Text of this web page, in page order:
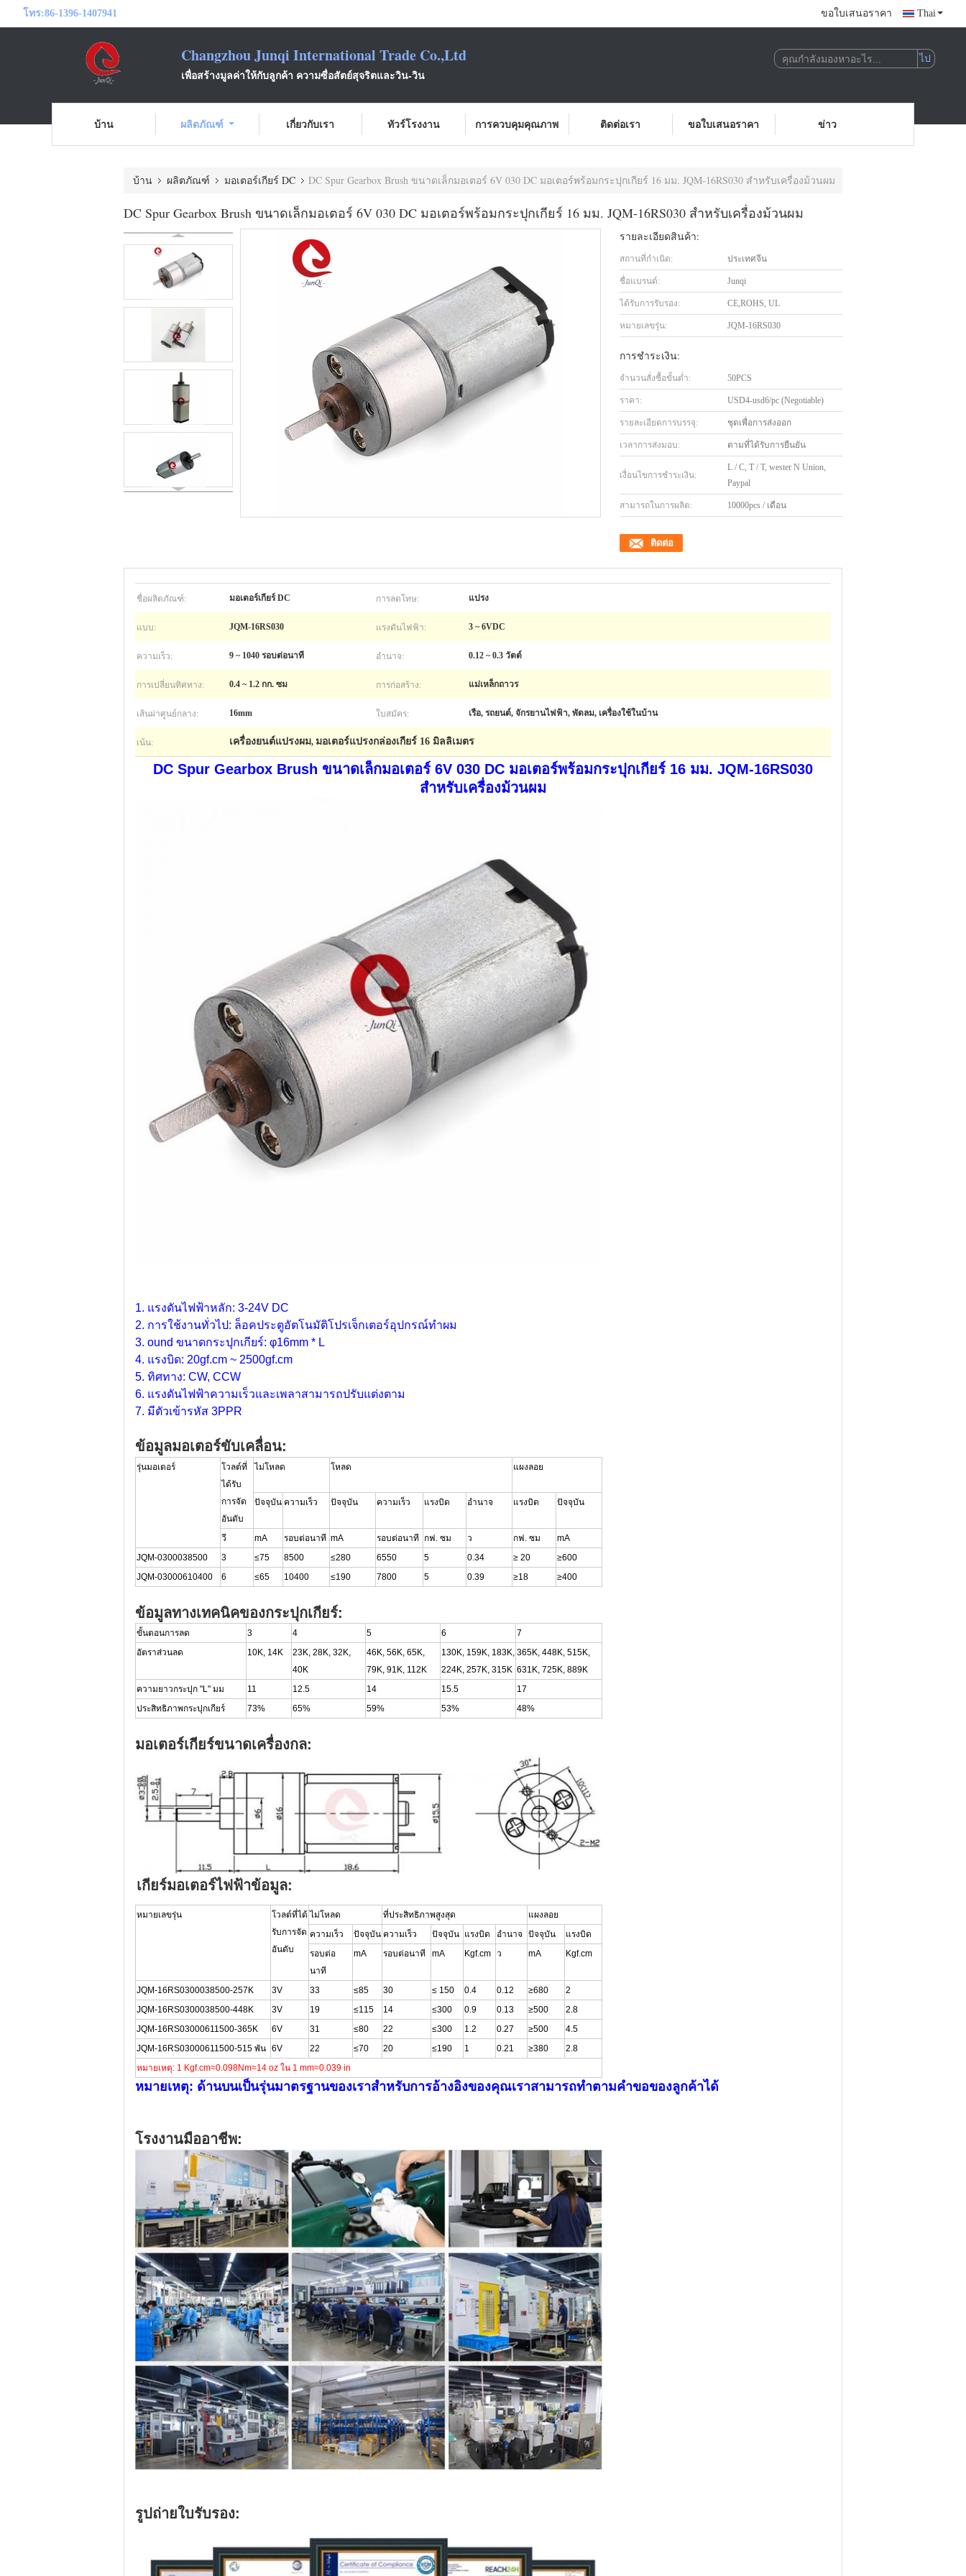
โทร:86-1396-1407941 ขอใบเสนอราคา Thai
Changzhou Junqi International Trade Co.,Ltd
เพื่อสร้างมูลค่าให้กับลูกค้า ความซื่อสัตย์สุจริตและวิน-วิน
บ้าน ผลิตภัณฑ์ เกี่ยวกับเรา ทัวร์โรงงาน การควบคุมคุณภาพ ติดต่อเรา ขอใบเสนอราคา ข่าว
บ้าน ผลิตภัณฑ์ มอเตอร์เกียร์ DC DC Spur Gearbox Brush ขนาดเล็กมอเตอร์ 6V 030 DC มอเตอร์พร้อมกระปุกเกียร์ 16 มม. JQM-16RS030 สำหรับเครื่องม้วนผม
DC Spur Gearbox Brush ขนาดเล็กมอเตอร์ 6V 030 DC มอเตอร์พร้อมกระปุกเกียร์ 16 มม. JQM-16RS030 สำหรับเครื่องม้วนผม
รายละเอียดสินค้า:
สถานที่กำเนิด: ประเทศจีน
ชื่อแบรนด์: Junqi
ได้รับการรับรอง: CE,ROHS, UL
หมายเลขรุ่น: JQM-16RS030
การชำระเงิน:
จำนวนสั่งซื้อขั้นต่ำ: 50PCS
ราคา: USD4-usd6/pc (Negotiable)
รายละเอียดการบรรจุ: ชุดเพื่อการส่งออก
เวลาการส่งมอบ: ตามที่ได้รับการยืนยัน
เงื่อนไขการชำระเงิน:
L / C, T / T, wester N Union,
Paypal
สามารถในการผลิต: 10000pcs / เดือน
ติดต่อ
ชื่อผลิตภัณฑ์: มอเตอร์เกียร์ DC การลดโทษ: แปรง
แบบ: JQM-16RS030 แรงดันไฟฟ้า: 3 ~ 6VDC
ความเร็ว: 9 ~ 1040 รอบต่อนาที อำนาจ: 0.12 ~ 0.3 วัตต์
การเปลี่ยนทิศทาง: 0.4 ~ 1.2 กก. ซม การก่อสร้าง: แม่เหล็กถาวร
เส้นผ่าศูนย์กลาง: 16mm ใบสมัคร: เรือ, รถยนต์, จักรยานไฟฟ้า, พัดลม, เครื่องใช้ในบ้าน
เน้น: เครื่องยนต์แปรงผม, มอเตอร์แปรงกล่องเกียร์ 16 มิลลิเมตร
DC Spur Gearbox Brush ขนาดเล็กมอเตอร์ 6V 030 DC มอเตอร์พร้อมกระปุกเกียร์ 16 มม. JQM-16RS030
สำหรับเครื่องม้วนผม
1. แรงดันไฟฟ้าหลัก: 3-24V DC
2. การใช้งานทั่วไป: ล็อคประตูอัตโนมัติโปรเจ็กเตอร์อุปกรณ์ทำผม
3. ound ขนาดกระปุกเกียร์: φ16mm * L
4. แรงบิด: 20gf.cm ~ 2500gf.cm
5. ทิศทาง: CW, CCW
6. แรงดันไฟฟ้าความเร็วและเพลาสามารถปรับแต่งตาม
7. มีตัวเข้ารหัส 3PPR
ข้อมูลมอเตอร์ขับเคลื่อน:
รุ่นมอเตอร์
โวลต์ที่
ได้รับ
การจัด
อันดับ
ไม่โหลด โหลด แผงลอย
ปัจจุบัน ความเร็ว ปัจจุบัน ความเร็ว แรงบิด อำนาจ แรงบิด ปัจจุบัน
วี mA รอบต่อนาที mA รอบต่อนาที กฟ. ซม ว กฟ. ซม
mA
JQM-0300038500
3 ≤75 8500 ≤280 6550 5 0.34 ≥ 20
≥600
JQM-03000610400
6 ≤65 10400 ≤190 7800 5 0.39 ≥18 ≥400
ข้อมูลทางเทคนิคของกระปุกเกียร์:
ขั้นตอนการลด 3 4 5 6
7
อัตราส่วนลด
10K, 14K
23K, 28K, 32K,
40K
46K, 56K, 65K,
79K, 91K, 112K
130K, 159K, 183K,
224K, 257K, 315K
365K, 448K, 515K,
631K, 725K, 889K
ความยาวกระปุก "L" มม
11 12.5 14 15.5
17
ประสิทธิภาพกระปุกเกียร์
73% 65% 59% 53% 48%
มอเตอร์เกียร์ขนาดเครื่องกล:
เกียร์มอเตอร์ไฟฟ้าข้อมูล:
หมายเลขรุ่น
โวลต์ที่ได้
รับการจัด
อันดับ
ไม่โหลด ที่ประสิทธิภาพสูงสุด
แผงลอย
ความเร็ว
ปัจจุบัน ความเร็ว ปัจจุบัน แรงบิด อำนาจ ปัจจุบัน
แรงบิด
รอบต่อ
นาที
mA รอบต่อนาที mA Kgf.cm ว mA Kgf.cm
JQM-16RS0300038500-257K 3V 33 ≤85 30 ≤ 150 0.4 0.12 ≥680
2
JQM-16RS0300038500-448K 3V 19 ≤115 14 ≤300 0.9 0.13 ≥500
2.8
JQM-16RS03000611500-365K 6V 31 ≤80 22 ≤300 1.2 0.27 ≥500
4.5
JQM-16RS03000611500-515 พัน 6V 22 ≤70 20 ≤190 1 0.21 ≥380
2.8
หมายเหตุ: 1 Kgf.cm≈0.098Nm≈14 oz ใน 1 mm≈0.039 in
หมายเหตุ: ด้านบนเป็นรุ่นมาตรฐานของเราสำหรับการอ้างอิงของคุณเราสามารถทำตามคำขอของลูกค้าได้
โรงงานมืออาชีพ:
รูปถ่ายใบรับรอง: